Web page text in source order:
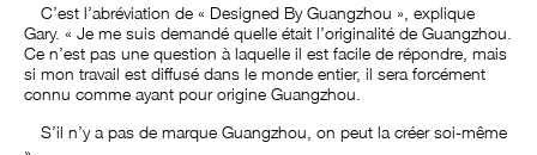
C’est l’abréviation de « Designed By Guangzhou », explique
Gary. « Je me suis demandé quelle était l’originalité de Guangzhou.
Ce n’est pas une question à laquelle il est facile de répondre, mais
si mon travail est diffusé dans le monde entier, il sera forcément
connu comme ayant pour origine Guangzhou.
S’il n’y a pas de marque Guangzhou, on peut la créer soi-même